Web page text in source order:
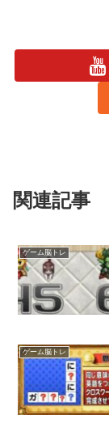
関連記事
ゲーム脳トレ
ゲーム脳トレ